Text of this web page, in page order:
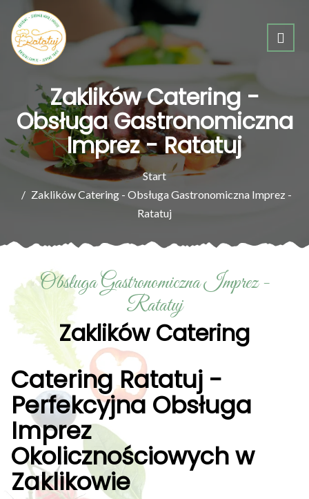
Zaklików Catering -
Obsługa Gastronomiczna
Imprez - Ratatuj
Start
Zaklików Catering - Obsługa Gastronomiczna Imprez -
Ratatuj
Obsługa Gastronomiczna Imprez -
Ratatuj
Zaklików Catering
Catering Ratatuj -
Perfekcyjna Obsługa
Imprez
Okolicznościowych w
Zaklikowie